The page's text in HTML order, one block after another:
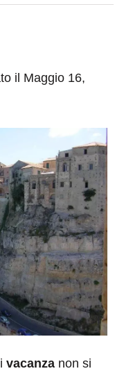
il Maggio 16,
vacanza non si